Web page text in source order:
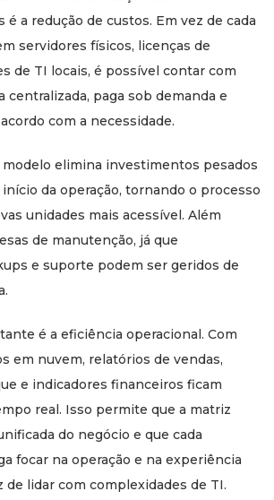
é a redução de custos. Em vez de cada
servidores físicos, licenças de
de TI locais, é possível contar com
centralizada, paga sob demanda e
com a necessidade.
modelo elimina investimentos pesados
da operação, tornando o processo
unidades mais acessível. Além
de manutenção, já que
e suporte podem ser geridos de
é a eficiência operacional. Com
em nuvem, relatórios de vendas,
e indicadores financeiros ficam
real. Isso permite que a matriz
do negócio e que cada
focar na operação e na experiência
de lidar com complexidades de TI.